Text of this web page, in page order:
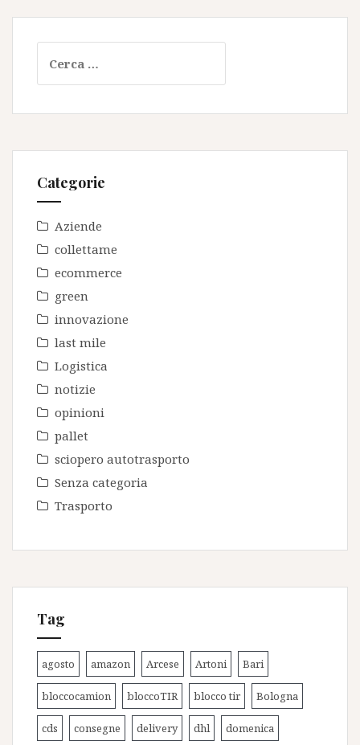
per:
Categorie
Aziende
collettame
ecommerce
green
innovazione
last mile
Logistica
notizie
opinioni
pallet
sciopero autotrasporto
Senza categoria
Trasporto
Tag
agosto amazon Arcese Artoni Bari
bloccocamion bloccoTIR blocco tir Bologna
cds consegne delivery dhl domenica